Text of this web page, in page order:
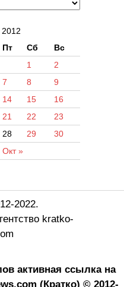
Пт Сб Вс
Окт »
1
2
7 8
9
14 15
16
21 22
23
28 29 30
2022.
kratko-
активная ссылка на
(Кратко) © 2012-